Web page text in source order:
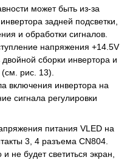
может быть из-за
задней подсветки,
и обработки сигналов.
напряжения +14.5V
сборки инвертора и
рис. 13).
включения инвертора на
сигнала регулировки
питания VLED на
3, 4 разъема CN804.
и не будет светиться экран,